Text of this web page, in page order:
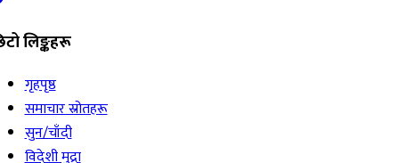
लिङ्कहरू
गृहपृष्ठ
समाचार स्रोतहरू
सुन/चाँदी
विदेशी मुद्रा